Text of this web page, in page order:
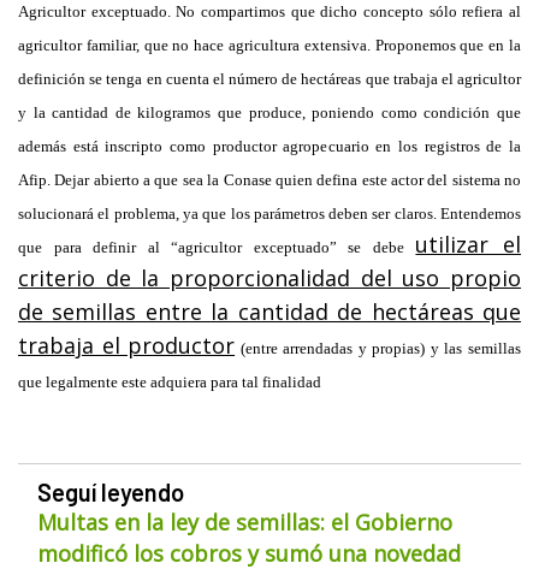
Agricultor exceptuado . No compartimos que dicho concepto sólo refiera al
agricultor familiar, que no hace agricultura extensiva. Proponemos que en la
definición se tenga en cuenta el número de hectáreas que trabaja el agricultor
y la cantidad de kilogramos que produce, poniendo como condición que
además está inscripto como productor agropecuario en los registros de la
Afip. Dejar abierto a que sea la Conase quien defina este actor del sistema no
solucionará el problema, ya que los parámetros deben ser claros. Entendemos
que para definir al “agricultor exceptuado” se debe utilizar el
criterio de la proporcionalidad del uso propio
de semillas entre la cantidad de hectáreas que
trabaja el productor (entre arrendadas y propias) y las semillas
que legalmente este adquiera para tal finalidad
Seguí leyendo
Multas en la ley de semillas: el Gobierno
modificó los cobros y sumó una novedad